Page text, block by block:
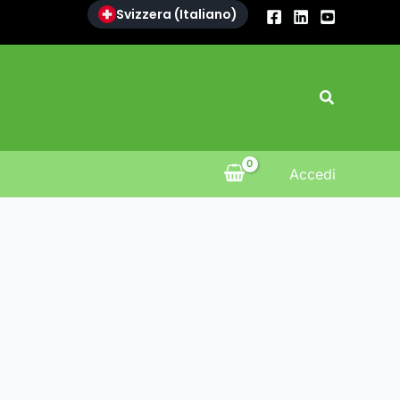
Svizzera (Italiano)
Search
Accedi